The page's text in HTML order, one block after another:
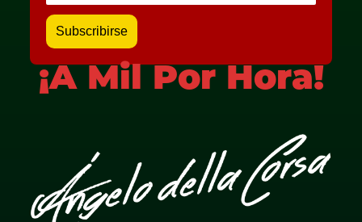
¡A Mil Por Hora!